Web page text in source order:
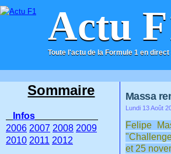
Actu
Toute l'actu de la Formule 1 en
ACCUEIL CONTACT
Massa
Lundi 13 Août
Felipe
et 25
Sommaire
Infos
2006 2007 2008 2009
2010 2011 2012